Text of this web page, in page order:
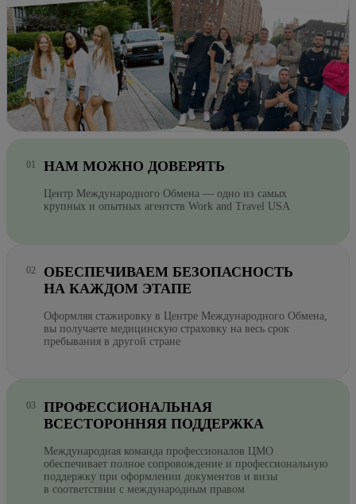
НАМ МОЖНО ДОВЕРЯТЬ
Центр Международного Обмена — одно из самых
крупных и опытных агентств Work and Travel USA
ОБЕСПЕЧИВАЕМ БЕЗОПАСНОСТЬ
НА КАЖДОМ ЭТАПЕ
Оформляя стажировку в Центре Международного Обмена,
вы получаете медицинскую страховку на весь срок
пребывания в другой стране
ПРОФЕССИОНАЛЬНАЯ
ВСЕСТОРОННЯЯ ПОДДЕРЖКА
Международная команда профессионалов ЦМО
обеспечивает полное сопровождение и профессиональную
поддержку при оформлении документов и визы
в соответствии с международным правом